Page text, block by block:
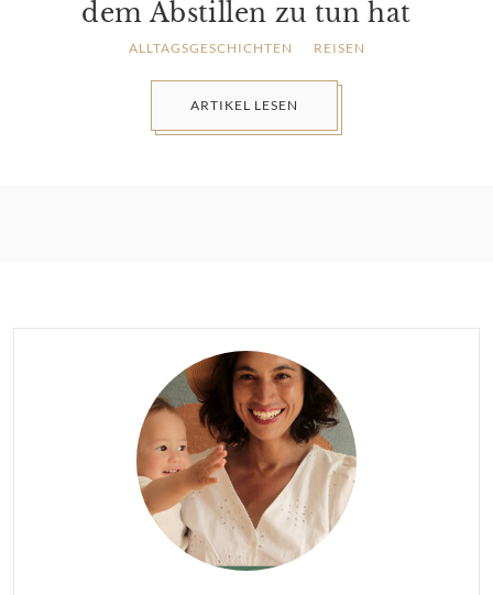
dem Abstillen zu tun hat
ALLTAGSGESCHICHTEN REISEN
ARTIKEL LESEN